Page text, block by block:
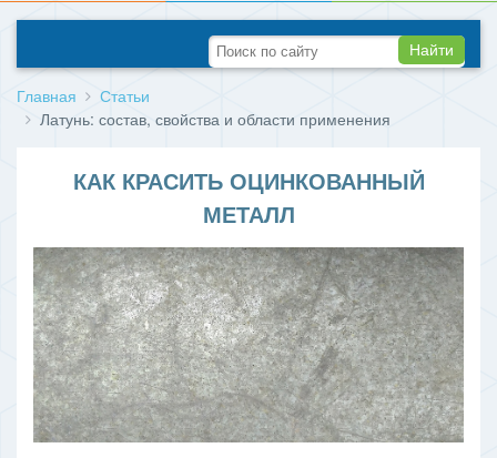
Найти
Главная
Статьи
Латунь: состав, свойства и области применения
КАК КРАСИТЬ ОЦИНКОВАННЫЙ
МЕТАЛЛ